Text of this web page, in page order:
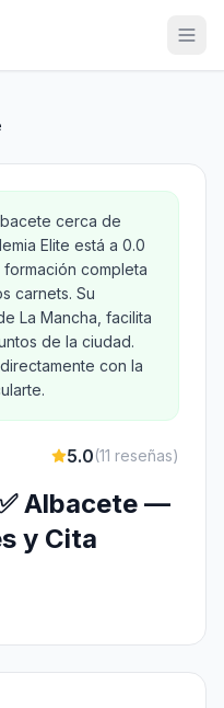
cerca de
Elite está a 0.0
completa
carnets. Su
La Mancha, facilita
de la ciudad.
con la
5.0(11 reseñas)
Albacete —
y Cita